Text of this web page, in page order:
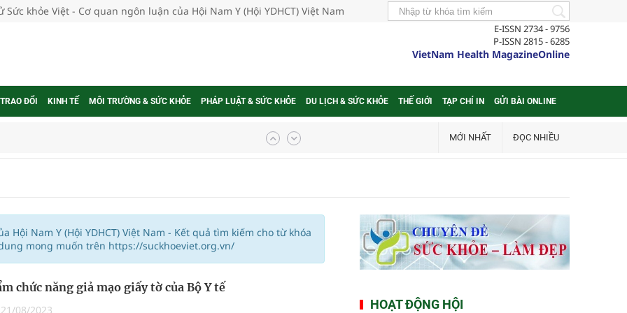
Sức khỏe Việt - Cơ quan ngôn luận của Hội Nam Y (Hội YDHCT) Việt Nam
E-ISSN 2734 - 9756
P-ISSN 2815 - 6285
VietNam Health MagazineOnline
ĐỔI KINH TẾ MÔI TRƯỜNG & SỨC KHỎE PHÁP LUẬT & SỨC KHỎE DU LỊCH & SỨC KHỎE THẾ GIỚI TẠP CHÍ IN GỬI BÀI ONLINE
nhiệt độ cao nhất 35 độ
khám sàng lọc cho người dân
cực hiệu quả
MỚI NHẤT ĐỌC NHIỀU
Hội Nam Y (Hội YDHCT) Việt Nam - Kết quả tìm kiếm cho từ khóa
mong muốn trên https://suckhoeviet.org.vn/
chức năng giả mạo giấy tờ của Bộ Y tế
21/08/2023
HOẠT ĐỘNG HỘI